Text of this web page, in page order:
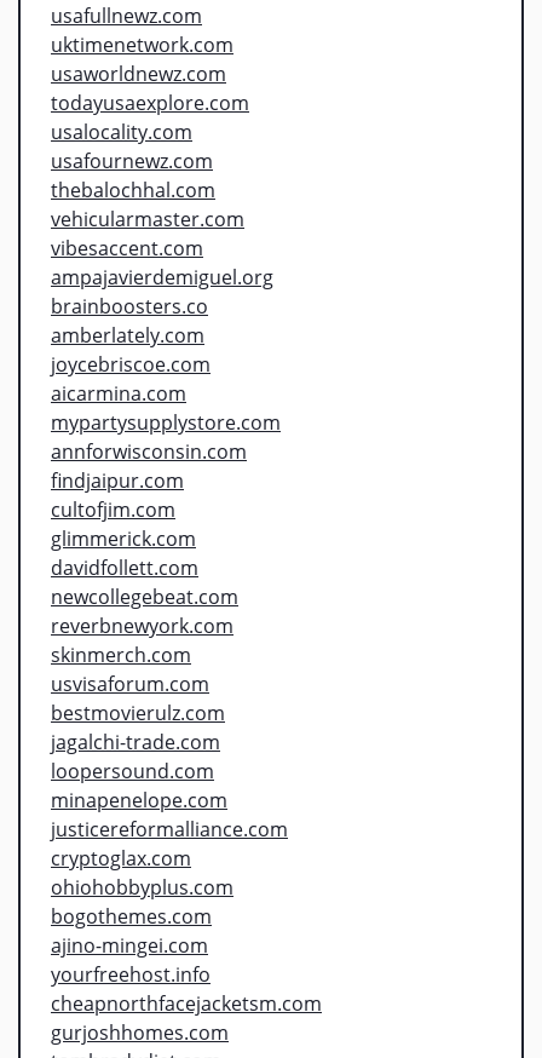
usafullnewz.com
uktimenetwork.com
usaworldnewz.com
todayusaexplore.com
usalocality.com
usafournewz.com
thebalochhal.com
vehicularmaster.com
vibesaccent.com
ampajavierdemiguel.org
brainboosters.co
amberlately.com
joycebriscoe.com
aicarmina.com
mypartysupplystore.com
annforwisconsin.com
findjaipur.com
cultofjim.com
glimmerick.com
davidfollett.com
newcollegebeat.com
reverbnewyork.com
skinmerch.com
usvisaforum.com
bestmovierulz.com
jagalchi-trade.com
loopersound.com
minapenelope.com
justicereformalliance.com
cryptoglax.com
ohiohobbyplus.com
bogothemes.com
ajino-mingei.com
yourfreehost.info
cheapnorthfacejacketsm.com
gurjoshhomes.com